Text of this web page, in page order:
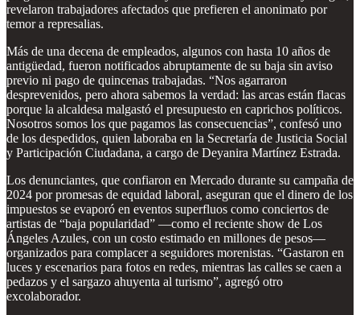
revelaron trabajadores afectados que prefieren el anonimato por
temor a represalias.
Más de una decena de empleados, algunos con hasta 10 años de
antigüedad, fueron notificados abruptamente de su baja sin aviso
previo ni pago de quincenas trabajadas. “Nos agarraron
desprevenidos, pero ahora sabemos la verdad: las arcas están flacas
porque la alcaldesa malgastó el presupuesto en caprichos políticos.
Nosotros somos los que pagamos las consecuencias”, confesó uno
de los despedidos, quien laboraba en la Secretaría de Justicia Social
y Participación Ciudadana, a cargo de Deyanira Martínez Estrada.
Los denunciantes, que confiaron en Mercado durante su campaña de
2024 por promesas de equidad laboral, aseguran que el dinero de los
impuestos se evaporó en eventos superfluos como conciertos de
artistas de “baja popularidad” —como el reciente show de Los
Ángeles Azules, con un costo estimado en millones de pesos—
organizados para complacer a seguidores morenistas. “Gastaron en
luces y escenarios para fotos en redes, mientras las calles se caen a
pedazos y el sargazo ahuyenta al turismo”, agregó otro
excolaborador.